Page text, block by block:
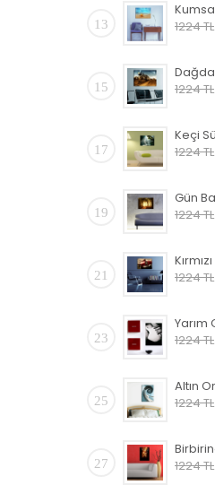
13
1224 TL
15
1224 TL
17
1224 TL
19
1224 TL
21
1224 TL
23
1224 TL
25
1224 TL
27
1224 TL